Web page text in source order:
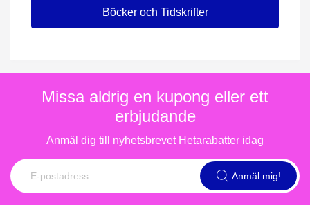
Böcker och Tidskrifter
Missa aldrig en kupong eller ett
erbjudande
Anmäl dig till nyhetsbrevet Hetarabatter idag
Anmäl mig!